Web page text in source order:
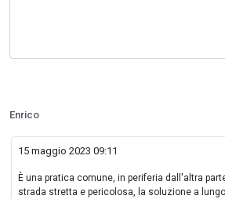
Enrico
15 maggio 2023 09:11
È una pratica comune, in periferia dall'altra
strada stretta e pericolosa, la soluzione a